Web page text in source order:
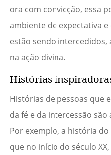
ora com convicção, essa
ambiente de expectativa
estão sendo intercedidos,
na ação divina.
Histórias
Histórias de pessoas que
da fé e da intercessão
Por exemplo, a história do
que no início do século